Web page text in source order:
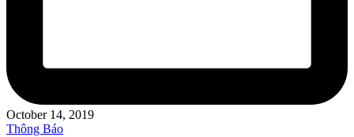
October 14, 2019
Posted
Thông Báo